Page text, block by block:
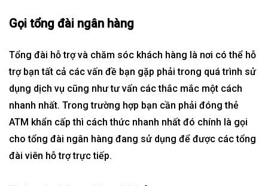
Gọi tổng đài ngân hàng
Tổng đài hỗ trợ và chăm sóc khách hàng là nơi có thể hỗ
trợ bạn tất cả các vấn đề bạn gặp phải trong quá trình sử
dụng dịch vụ cũng như tư vấn các thắc mắc một cách
nhanh nhất. Trong trường hợp bạn cần phải đóng thẻ
ATM khẩn cấp thì cách thức nhanh nhất đó chính là gọi
cho tổng đài ngân hàng đang sử dụng để được các tổng
đài viên hỗ trợ trực tiếp.